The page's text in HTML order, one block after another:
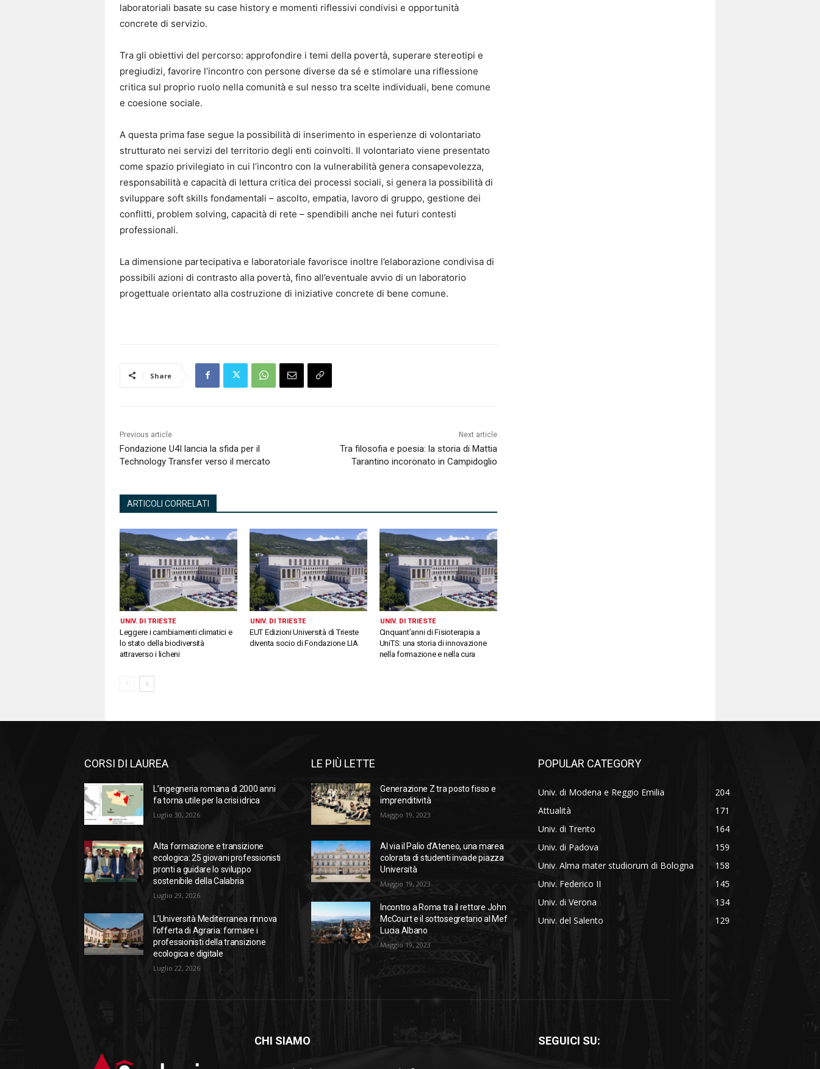
laboratoriali basate su case history e momenti riflessivi condivisi e opportunità
concrete di servizio.
Tra gli obiettivi del percorso: approfondire i temi della povertà, superare stereotipi e
pregiudizi, favorire l’incontro con persone diverse da sé e stimolare una riflessione
critica sul proprio ruolo nella comunità e sul nesso tra scelte individuali, bene comune
e coesione sociale.
A questa prima fase segue la possibilità di inserimento in esperienze di volontariato
strutturato nei servizi del territorio degli enti coinvolti. Il volontariato viene presentato
come spazio privilegiato in cui l’incontro con la vulnerabilità genera consapevolezza,
responsabilità e capacità di lettura critica dei processi sociali, si genera la possibilità di
sviluppare soft skills fondamentali – ascolto, empatia, lavoro di gruppo, gestione dei
conflitti, problem solving, capacità di rete – spendibili anche nei futuri contesti
professionali.
La dimensione partecipativa e laboratoriale favorisce inoltre l’elaborazione condivisa di
possibili azioni di contrasto alla povertà, fino all’eventuale avvio di un laboratorio
progettuale orientato alla costruzione di iniziative concrete di bene comune.
Share
Previous article
Fondazione U4I lancia la sfida per il
Technology Transfer verso il mercato
Next article
Tra filosofia e poesia: la storia di Mattia
Tarantino incoronato in Campidoglio
ARTICOLI CORRELATI
UNIV. DI TRIESTE
Leggere i cambiamenti climatici e
lo stato della biodiversità
attraverso i licheni
UNIV. DI TRIESTE
EUT Edizioni Università di Trieste
diventa socio di Fondazione LIA
UNIV. DI TRIESTE
Cinquant’anni di Fisioterapia a
UniTS: una storia di innovazione
nella formazione e nella cura
CORSI DI LAUREA
L’ingegneria romana di 2000 anni
fa torna utile per la crisi idrica
Luglio 30, 2026
Alta formazione e transizione
ecologica: 25 giovani professionisti
pronti a guidare lo sviluppo
sostenibile della Calabria
Luglio 29, 2026
L’Università Mediterranea rinnova
l’offerta di Agraria: formare i
professionisti della transizione
ecologica e digitale
Luglio 22, 2026
LE PIÙ LETTE
Generazione Z tra posto fisso e
imprenditività
Maggio 19, 2023
Al via il Palio d’Ateneo, una marea
colorata di studenti invade piazza
Università
Maggio 19, 2023
Incontro a Roma tra il rettore John
McCourt e il sottosegretario al Mef
Lucia Albano
Maggio 19, 2023
POPULAR CATEGORY
Univ. di Modena e Reggio Emilia
204
Attualità
171
Univ. di Trento
164
Univ. di Padova
159
Univ. Alma mater studiorum di Bologna
158
Univ. Federico II
145
Univ. di Verona
134
Univ. del Salento
129
CHI SIAMO SEGUICI SU: